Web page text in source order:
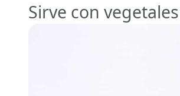
Sirve con